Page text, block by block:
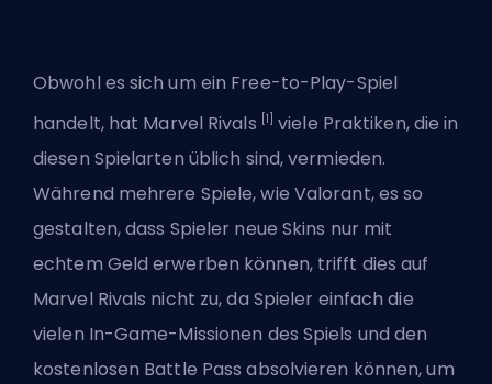
Obwohl es sich um ein Free-to-Play-Spiel
handelt, hat Marvel Rivals [1] viele Praktiken, die in
diesen Spielarten üblich sind, vermieden.
Während mehrere Spiele, wie Valorant, es so
gestalten, dass Spieler neue Skins nur mit
echtem Geld erwerben können, trifft dies auf
Marvel Rivals nicht zu, da Spieler einfach die
vielen In-Game-Missionen des Spiels und den
kostenlosen Battle Pass absolvieren können, um